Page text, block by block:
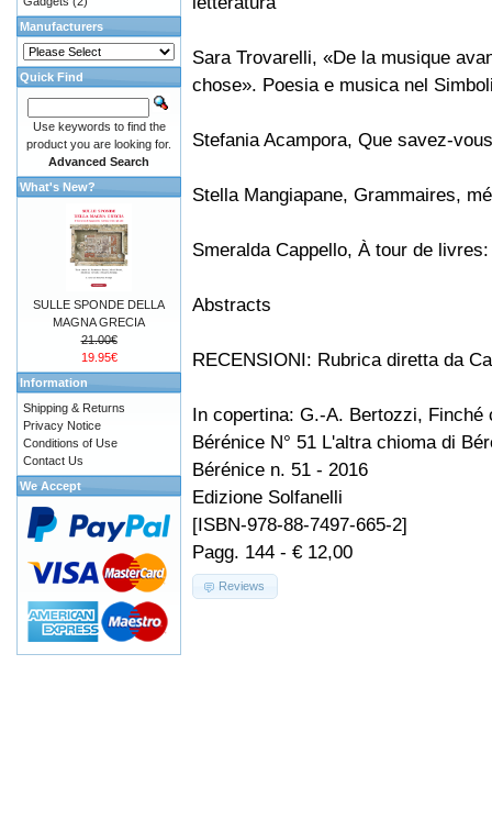
Sara Trovarelli, «De la musique
chose». Poesia e musica nel
Stefania Acampora, Que savez-
Stella Mangiapane, Grammaires,
Smeralda Cappello, À tour de
Abstracts
RECENSIONI: Rubrica diretta da
In copertina: G.-A. Bertozzi,
Bérénice N° 51 L'altra chioma di
Bérénice n. 51 - 2016
Edizione Solfanelli
[ISBN-978-88-7497-665-2]
Pagg. 144 - € 12,00
Reviews
Manufacturers
Quick Find
Use keywords to find the
product you are looking for.
Advanced Search
What's New?
SULLE SPONDE DELLA
MAGNA GRECIA
21.00€
19.95€
Information
Shipping & Returns
Privacy Notice
Conditions of Use
Contact Us
We Accept